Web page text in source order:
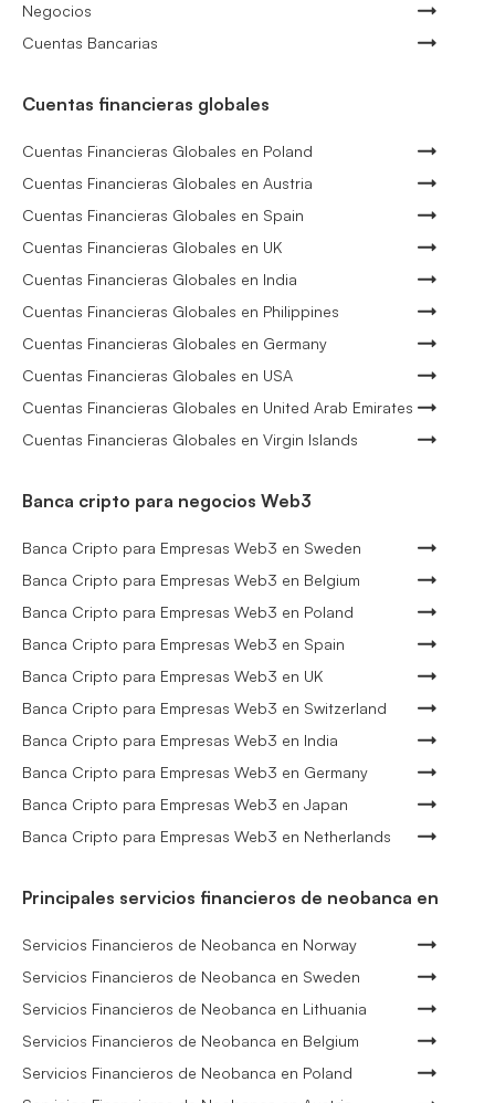
Negocios
Cuentas Bancarias
Cuentas financieras globales
Cuentas Financieras Globales en Poland
Cuentas Financieras Globales en Austria
Cuentas Financieras Globales en Spain
Cuentas Financieras Globales en UK
Cuentas Financieras Globales en India
Cuentas Financieras Globales en Philippines
Cuentas Financieras Globales en Germany
Cuentas Financieras Globales en USA
Cuentas Financieras Globales en United Arab Emirates
Cuentas Financieras Globales en Virgin Islands
Banca cripto para negocios Web3
Banca Cripto para Empresas Web3 en Sweden
Banca Cripto para Empresas Web3 en Belgium
Banca Cripto para Empresas Web3 en Poland
Banca Cripto para Empresas Web3 en Spain
Banca Cripto para Empresas Web3 en UK
Banca Cripto para Empresas Web3 en Switzerland
Banca Cripto para Empresas Web3 en India
Banca Cripto para Empresas Web3 en Germany
Banca Cripto para Empresas Web3 en Japan
Banca Cripto para Empresas Web3 en Netherlands
Principales servicios financieros de neobanca en
Servicios Financieros de Neobanca en Norway
Servicios Financieros de Neobanca en Sweden
Servicios Financieros de Neobanca en Lithuania
Servicios Financieros de Neobanca en Belgium
Servicios Financieros de Neobanca en Poland